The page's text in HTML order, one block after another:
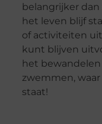
belangrijker
het leven blijf
of activiteiten
kunt blijven
het
zwemmen,
staat!